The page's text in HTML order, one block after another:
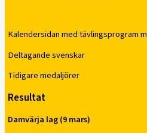
Kalendersidan med tävlingsprogram
Deltagande svenskar
Tidigare medaljörer
Resultat
Damvärja lag (9 mars)